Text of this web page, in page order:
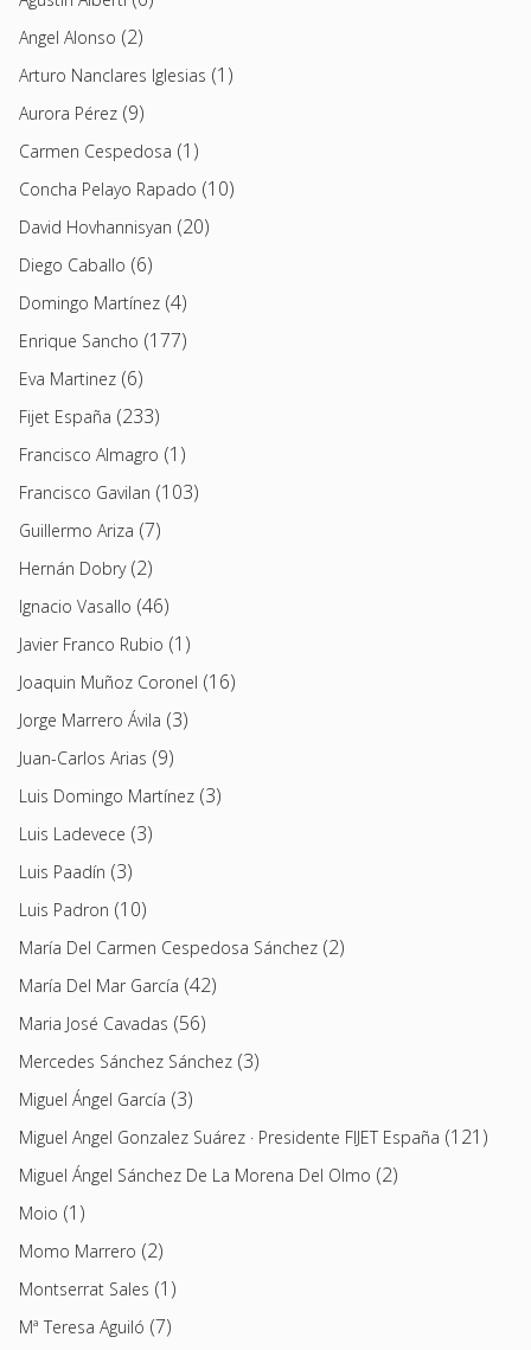
Angel Alonso (2)
Arturo Nanclares Iglesias (1)
Aurora Pérez (9)
Carmen Cespedosa (1)
Concha Pelayo Rapado (10)
David Hovhannisyan (20)
Diego Caballo (6)
Domingo Martínez (4)
Enrique Sancho (177)
Eva Martinez (6)
Fijet España (233)
Francisco Almagro (1)
Francisco Gavilan (103)
Guillermo Ariza (7)
Hernán Dobry(2)
Ignacio Vasallo (46)
Javier Franco Rubio (1)
Joaquin Muñoz Coronel (16)
Jorge Marrero Ávila (3)
Juan-Carlos Arias (9)
Luis Domingo Martínez (3)
Luis Ladevece (3)
Luis Paadín (3)
Luis Padron (10)
María Del Carmen Cespedosa Sánchez (2)
María Del Mar García (42)
Maria José Cavadas (56)
Mercedes Sánchez Sánchez (3)
Miguel Ángel García (3)
Miguel Angel Gonzalez Suárez · Presidente FIJET España (121)
Miguel Ángel Sánchez De La Morena Del Olmo (2)
Moio (1)
Momo Marrero (2)
Montserrat Sales (1)
Mª Teresa Aguiló (7)